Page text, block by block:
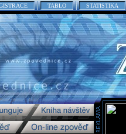
TABLO STATISTIKA